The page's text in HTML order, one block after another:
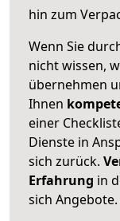
hin zum
Wenn Sie
nicht wissen,
übernehmen
Ihnen
einer
Dienste in
sich zurück.
Erfahrung in
sich Angebote.